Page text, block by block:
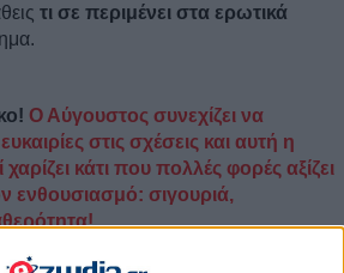
τι σε περιμένει στα ερωτικά
Ο Αύγουστος συνεχίζει να
στις σχέσεις και αυτή η
χαρίζει κάτι που πολλές φορές αξίζει
ενθουσιασμό: σιγουριά,
συνεργάζονται, οι αποφάσεις